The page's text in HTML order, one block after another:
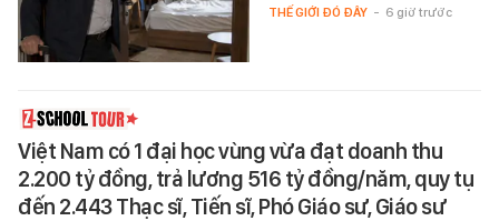
THẾ GIỚI ĐÓ ĐÂY - 6 giờ trước
Việt Nam có 1 đại học vùng vừa đạt doanh thu
2.200 tỷ đồng, trả lương 516 tỷ đồng/năm, quy tụ
đến 2.443 Thạc sĩ, Tiến sĩ, Phó Giáo sư, Giáo sư